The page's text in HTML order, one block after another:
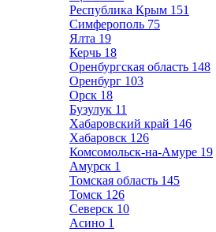
Республика Крым 151
Симферополь 75
Ялта 19
Керчь 18
Оренбургская область 148
Оренбург 103
Орск 18
Бузулук 11
Хабаровский край 146
Хабаровск 126
Комсомольск-на-Амуре 19
Амурск 1
Томская область 145
Томск 126
Северск 10
Асино 1